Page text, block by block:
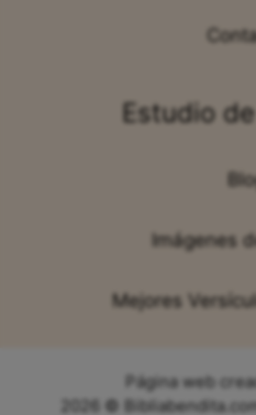
Estudio
Imágenes
Mejores
Página web
2026 ©